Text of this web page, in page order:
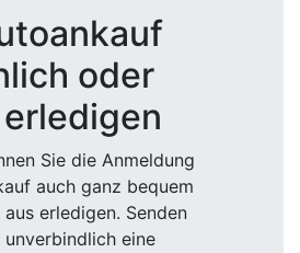
oder
Sie die Anmeldung
auch ganz bequem
erledigen. Senden
unverbindlich eine